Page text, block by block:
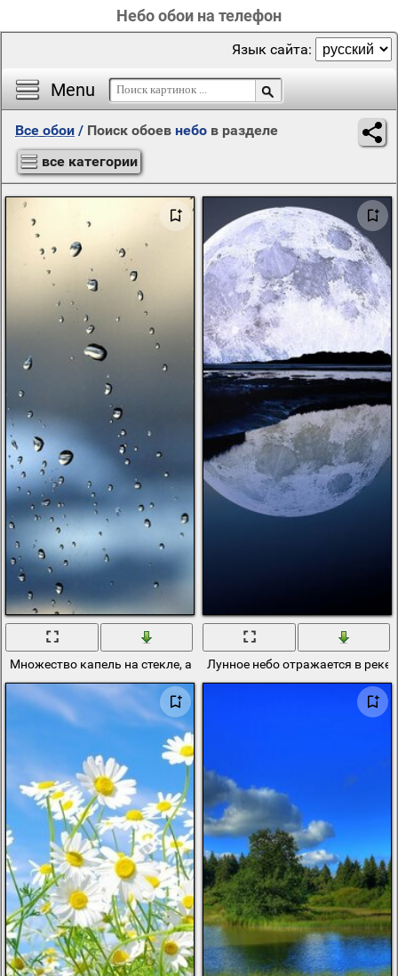
Небо обои на телефон
Menu
Язык сайта:
Все обои / Поиск обоев небо в разделе
все категории
Множество капель на стекле, а за ними небоЛунное небо отражается в реке